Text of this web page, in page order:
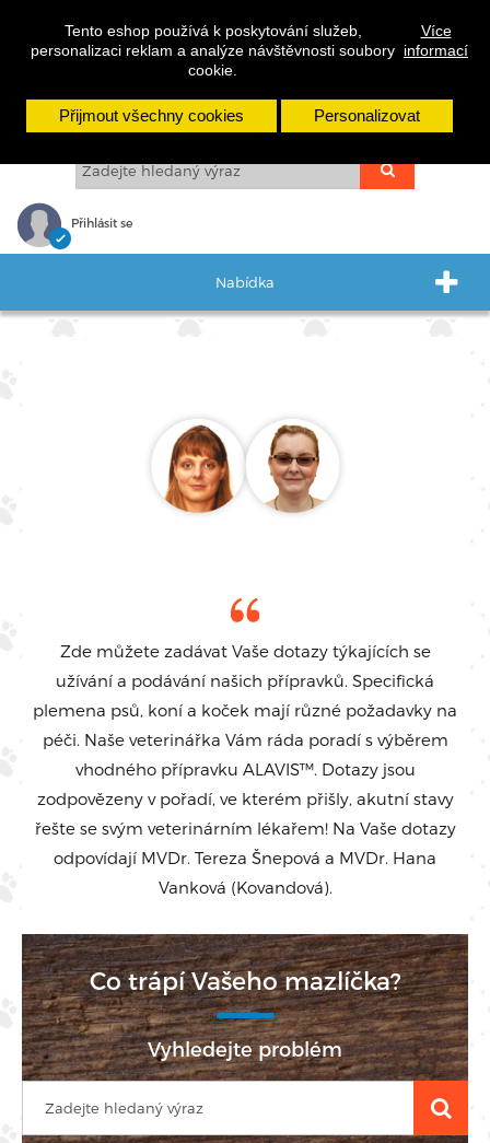
Tento eshop používá k poskytování služeb,
personalizaci reklam a analýze návštěvnosti soubory
cookie.
Více
informací
Přijmout všechny cookies Personalizovat
Přihlásit se
Nabídka
Zde můžete zadávat Vaše dotazy týkajících se
užívání a podávání našich přípravků. Specifická
plemena psů, koní a koček mají různé požadavky na
péči. Naše veterinářka Vám ráda poradí s výběrem
vhodného přípravku ALAVIS™. Dotazy jsou
zodpovězeny v pořadí, ve kterém přišly, akutní stavy
řešte se svým veterinárním lékařem! Na Vaše dotazy
odpovídají MVDr. Tereza Šnepová a MVDr. Hana
Vanková (Kovandová).
Co trápí Vašeho mazlíčka?
Vyhledejte problém